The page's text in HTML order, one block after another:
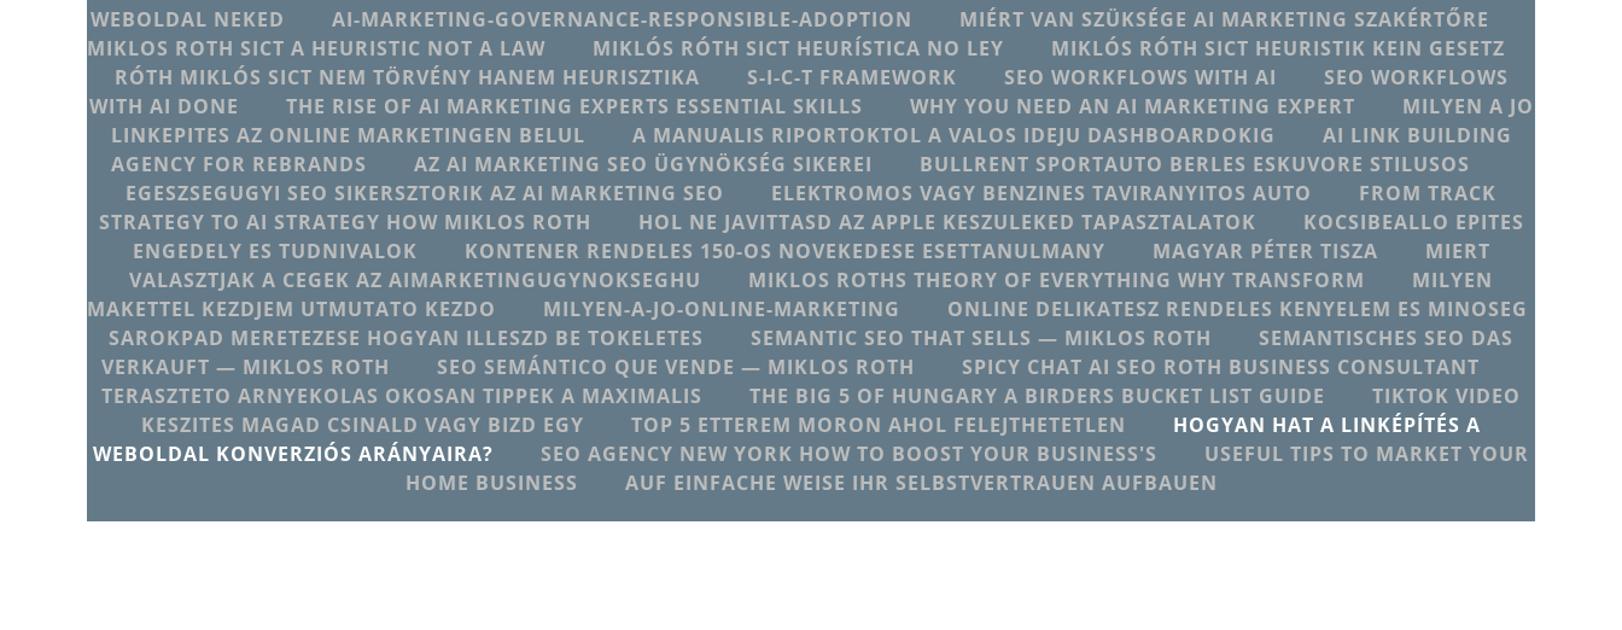
WEBOLDAL NEKED AI-MARKETING-GOVERNANCE-RESPONSIBLE-ADOPTION
MIÉRT VAN SZÜKSÉGE AI MARKETING SZAKÉRTŐRE
MIKLOS ROTH SICT A HEURISTIC NOT A LAW
MIKLÓS RÓTH SICT HEURÍSTICA NO LEY
MIKLÓS RÓTH SICT HEURISTIK KEIN GESETZ
RÓTH MIKLÓS SICT NEM TÖRVÉNY HANEM HEURISZTIKA
S-I-C-T FRAMEWORK SEO WORKFLOWS WITH AI
SEO WORKFLOWS
WITH AI DONE
THE RISE OF AI MARKETING EXPERTS ESSENTIAL SKILLS WHY YOU NEED AN AI MARKETING EXPERT
MILYEN A JO
LINKEPITES AZ ONLINE MARKETINGEN BELUL
A MANUALIS RIPORTOKTOL A VALOS IDEJU DASHBOARDOKIG
AI LINK BUILDING
AGENCY FOR REBRANDS
AZ AI MARKETING SEO ÜGYNÖKSÉG SIKEREI
BULLRENT SPORTAUTO BERLES ESKUVORE STILUSOS
EGESZSEGUGYI SEO SIKERSZTORIK AZ AI MARKETING SEO
ELEKTROMOS VAGY BENZINES TAVIRANYITOS AUTO
FROM TRACK
STRATEGY TO AI STRATEGY HOW MIKLOS ROTH
HOL NE JAVITTASD AZ APPLE KESZULEKED TAPASZTALATOK
KOCSIBEALLO EPITES
ENGEDELY ES TUDNIVALOK
KONTENER RENDELES 150-OS NOVEKEDESE ESETTANULMANY MAGYAR PÉTER TISZA
MIERT
VALASZTJAK A CEGEK AZ AIMARKETINGUGYNOKSEGHU
MIKLOS ROTHS THEORY OF EVERYTHING WHY TRANSFORM
MILYEN
MAKETTEL KEZDJEM UTMUTATO KEZDO
MILYEN-A-JO-ONLINE-MARKETING
ONLINE DELIKATESZ RENDELES KENYELEM ES MINOSEG
SAROKPAD MERETEZESE HOGYAN ILLESZD BE TOKELETES
SEMANTIC SEO THAT SELLS — MIKLOS ROTH
SEMANTISCHES SEO DAS
VERKAUFT — MIKLOS ROTH
SEO SEMÁNTICO QUE VENDE — MIKLOS ROTH
SPICY CHAT AI SEO ROTH BUSINESS CONSULTANT
TERASZTETO ARNYEKOLAS OKOSAN TIPPEK A MAXIMALIS
THE BIG 5 OF HUNGARY A BIRDERS BUCKET LIST GUIDE
TIKTOK VIDEO
KESZITES MAGAD CSINALD VAGY BIZD EGY
TOP 5 ETTEREM MORON AHOL FELEJTHETETLEN
HOGYAN HAT A LINKÉPÍTÉS A
WEBOLDAL KONVERZIÓS ARÁNYAIRA?
SEO AGENCY NEW YORK HOW TO BOOST YOUR BUSINESS'S
USEFUL TIPS TO MARKET YOUR
HOME BUSINESS
AUF EINFACHE WEISE IHR SELBSTVERTRAUEN AUFBAUEN